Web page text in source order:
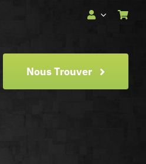
Nous Trouver